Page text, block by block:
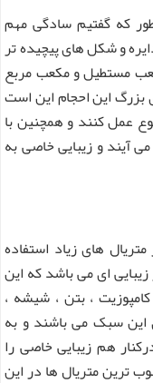
که گفتیم سادگی مهم
و شکل های پیچیده تر
مستطیل و مکعب مربع
بزرگ این احجام این است
عمل کنند و همچنین با
آیند و زیبایی خاصی به
های زیاد استفاده
ای می باشد که این
، بتن ، شیشه ،
این سبک می باشند و به
هم زیبایی خاصی را
ترین متریال ها در این